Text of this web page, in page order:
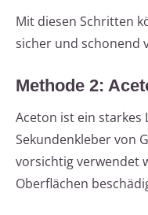
Mit diesen Schritten
sicher und schonend
Methode 2:
Aceton ist ein starkes
Sekundenkleber von
vorsichtig verwendet
Oberflächen